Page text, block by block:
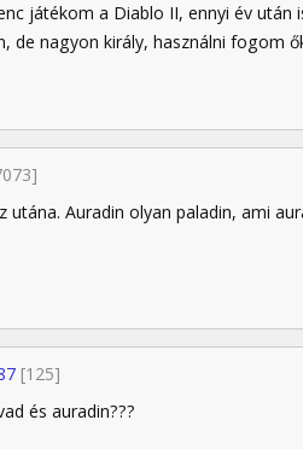
játékom a Diablo II, ennyi év
de nagyon király, használni fogom
utána. Auradin olyan paladin, ami
[125]
és auradin???